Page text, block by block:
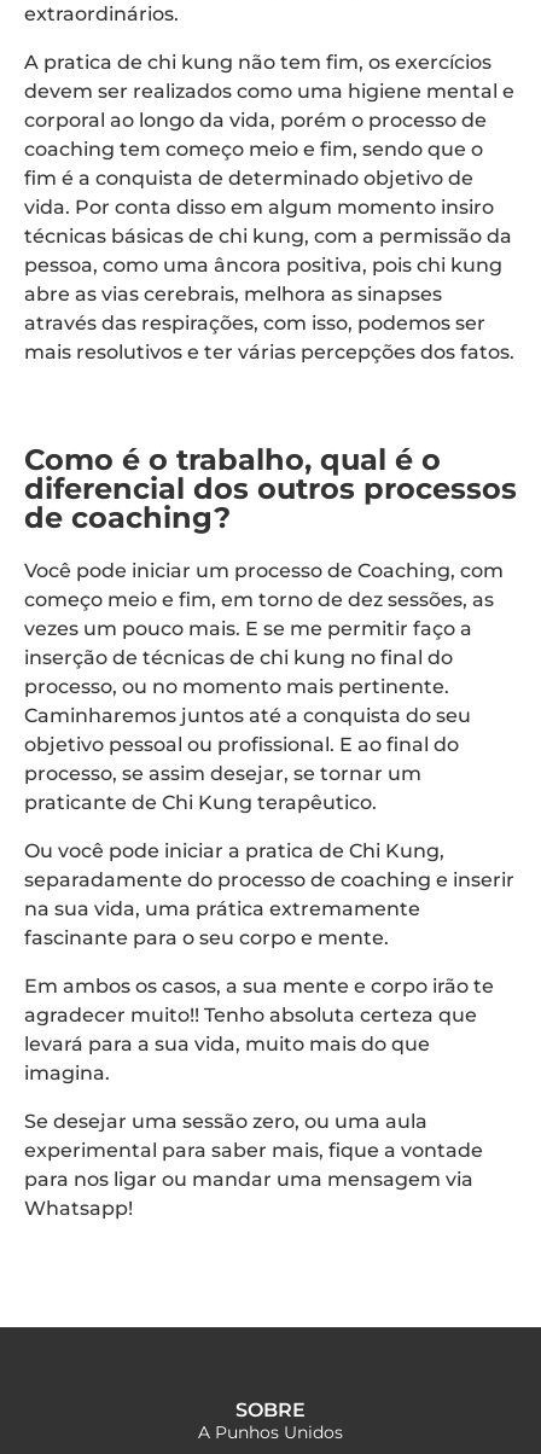
extraordinários.
A pratica de chi kung não tem fim, os exercícios
devem ser realizados como uma higiene mental e
corporal ao longo da vida, porém o processo de
coaching tem começo meio e fim, sendo que o
fim é a conquista de determinado objetivo de
vida. Por conta disso em algum momento insiro
técnicas básicas de chi kung, com a permissão da
pessoa, como uma âncora positiva, pois chi kung
abre as vias cerebrais, melhora as sinapses
através das respirações, com isso, podemos ser
mais resolutivos e ter várias percepções dos fatos.
Como é o trabalho, qual é o
diferencial dos outros processos
de coaching?
Você pode iniciar um processo de Coaching, com
começo meio e fim, em torno de dez sessões, as
vezes um pouco mais. E se me permitir faço a
inserção de técnicas de chi kung no final do
processo, ou no momento mais pertinente.
Caminharemos juntos até a conquista do seu
objetivo pessoal ou profissional. E ao final do
processo, se assim desejar, se tornar um
praticante de Chi Kung terapêutico.
Ou você pode iniciar a pratica de Chi Kung,
separadamente do processo de coaching e inserir
na sua vida, uma prática extremamente
fascinante para o seu corpo e mente.
Em ambos os casos, a sua mente e corpo irão te
agradecer muito!! Tenho absoluta certeza que
levará para a sua vida, muito mais do que
imagina.
Se desejar uma sessão zero, ou uma aula
experimental para saber mais, fique a vontade
para nos ligar ou mandar uma mensagem via
Whatsapp!
SOBRE
A Punhos Unidos